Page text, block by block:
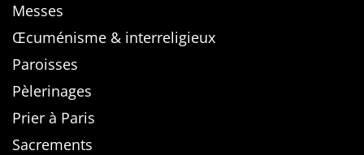
Messes
Œcuménisme & interreligieux
Paroisses
Pèlerinages
Prier à Paris
Sacrements